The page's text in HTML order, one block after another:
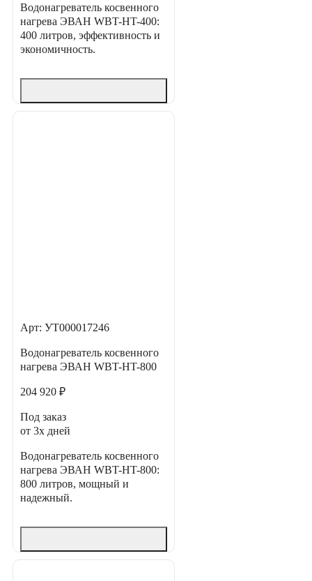
Водонагреватель косвенного
нагрева ЭВАН WBT-HT-400:
400 литров, эффективность и
экономичность.
Арт: УТ000017246
Водонагреватель косвенного
нагрева ЭВАН WBT-HT-800
204 920 ₽
Под заказ
от 3х дней
Водонагреватель косвенного
нагрева ЭВАН WBT-HT-800:
800 литров, мощный и
надежный.